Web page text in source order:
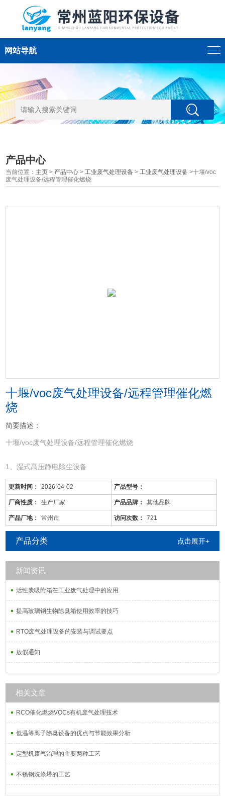
网站导航
产品中心
当前位置： 主页 > 产品中心 >工业废气处理设备 >工业废气处理设备 >十堰/voc
废气处理设备/远程管理催化燃烧
十堰/voc废气处理设备/远程管理催化燃
烧
简要描述：
十堰/voc废气处理设备/远程管理催化燃烧
1、湿式高压静电除尘设备
十堰/voc废气处理设备/远程管理
是针对废气及粉尘的一款环保设备。它是利用电力将气体中的粉尘离
子分离出来的除尘设备。有性能稳定、除尘效果好等特点，需要经过
荷电、收集、清灰三个阶段，直流高压电使阴极线附近的空间气体电
离，粉尘等颗粒和点后在电场力作用下移动并沉积在集尘阳极
更新时间： 2026-04-02 产品型号：
厂商性质： 生产厂家 产品品牌： 其他品牌
产品厂地： 常州市 访问次数： 721
产品分类 点击展开+
新闻资讯
活性炭吸附箱在工业废气处理中的应用
提高玻璃钢生物除臭箱使用效率的技巧
RTO废气处理设备的安装与调试要点
放假通知
相关文章
RCO催化燃烧VOCs有机废气处理技术
低温等离子除臭设备的优点与节能效果分析
定型机废气治理的主要两种工艺
不锈钢洗涤塔的工艺